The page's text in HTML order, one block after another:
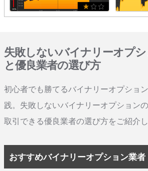
失敗しないバイナリーオプ
と優良業者の選び方
初心者でも勝てるバイナリーオプショ
践。失敗しないバイナリーオプション
取引できる優良業者の選び方をご紹介し
おすすめバイナリーオプション業者